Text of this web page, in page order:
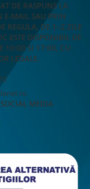
DE RASPUNS LA
E-MAIL SAU PRIN
REGULA, DE 1–2 ZILE
ESTE DISPONIBIL DE
10:00 SI 17:00, CU
LEGALE.
MEDIA